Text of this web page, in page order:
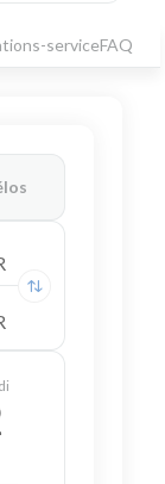
serviceFAQ